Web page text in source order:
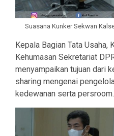
Suasana Kunker Sekwan
Kepala Bagian Tata Usaha,
Kehumasan Sekretariat
menyampaikan tujuan dari
sharing mengenai
kedewanan serta persroom.